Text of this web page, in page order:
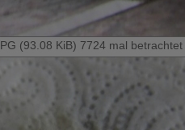
(93.08 KiB) 7724 mal betrachtet